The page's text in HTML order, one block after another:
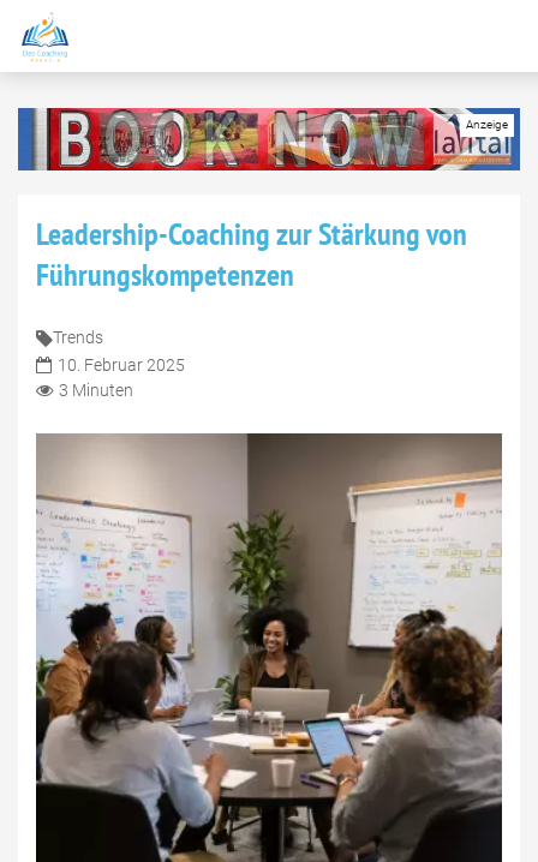
Leadership-Coaching zur Stärkung von
Führungskompetenzen
Trends
10. Februar 2025
3 Minuten